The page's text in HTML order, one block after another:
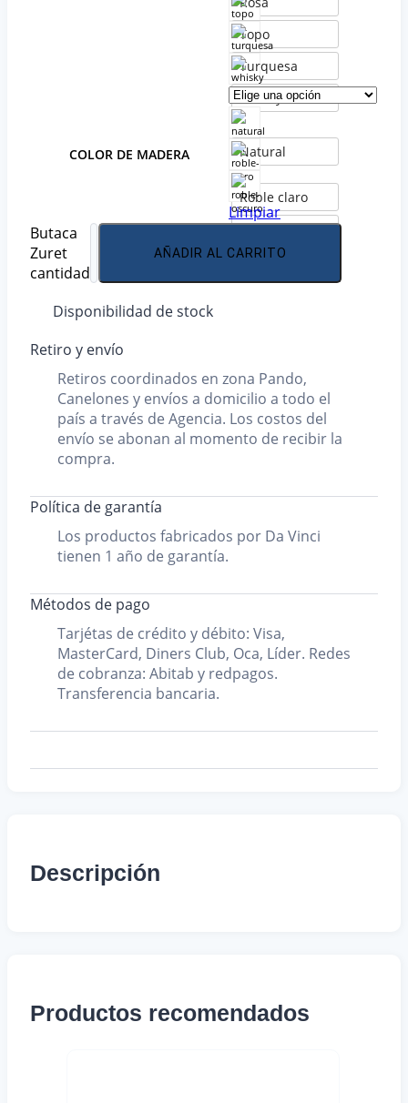
Topo
Turquesa
Whisky
COLOR DE MADERA Natural
Roble claro
Roble oscuro
Limpiar
Butaca
Zuret
cantidad
AÑADIR AL CARRITO
Disponibilidad de stock
Retiro y envío
Retiros coordinados en zona Pando,
Canelones y envíos a domicilio a todo el
país a través de Agencia. Los costos del
envío se abonan al momento de recibir la
compra.
Política de garantía
Los productos fabricados por Da Vinci
tienen 1 año de garantía.
Métodos de pago
Tarjétas de crédito y débito: Visa,
MasterCard, Diners Club, Oca, Líder. Redes
de cobranza: Abitab y redpagos.
Transferencia bancaria.
Descripción
Productos recomendados